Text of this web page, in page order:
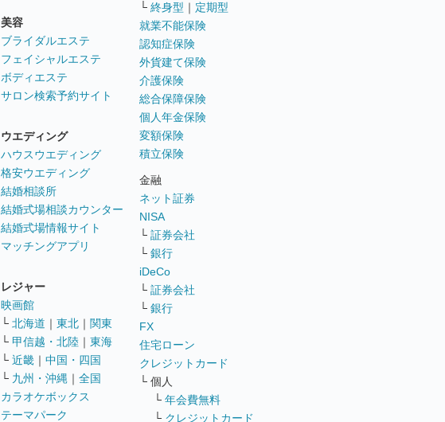
美容
ブライダルエステ
フェイシャルエステ
ボディエステ
サロン検索予約サイト
ウエディング
ハウスウエディング
格安ウエディング
結婚相談所
結婚式場相談カウンター
結婚式場情報サイト
マッチングアプリ
レジャー
映画館
└ 北海道 ｜ 東北 ｜ 関東
└ 甲信越・北陸 ｜ 東海
└ 近畿 ｜ 中国・四国
└ 九州・沖縄 ｜ 全国
カラオケボックス
テーマパーク
└ 終身型 ｜ 定期型
就業不能保険
認知症保険
外貨建て保険
介護保険
総合保障保険
個人年金保険
変額保険
積立保険
金融
ネット証券
NISA
└ 証券会社
└ 銀行
iDeCo
└ 証券会社
└ 銀行
FX
住宅ローン
クレジットカード
└ 個人
└ 年会費無料
└ クレジットカード